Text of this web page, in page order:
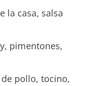
la casa, salsa
pimentones,
pollo, tocino,